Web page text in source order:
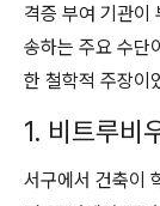
격증 부여 기관이
송하는 주요 수단
한 철학적 주장이
1. 비트루비
서구에서 건축이